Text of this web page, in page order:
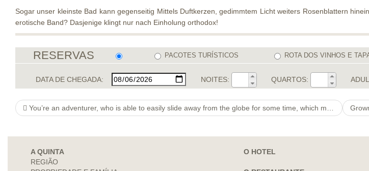
Sogar unser kleinste Bad kann gegenseitig Mittels Duftkerzen, gedimmtem Licht weiters Rosenblattern
erotische Band? Dasjenige klingt nur nach Einholung orthodox!
RESERVAS PACOTES TURÍSTICOS ROTA DOS VINHOS E
DATA DE CHEGADA: NOITES: QUARTOS:
You’re an adventurer, who is able to easily slide away from the globe for some time, which makes ESTJs and ESFJs great suits.
A QUINTA
REGIÃO
O HOTEL